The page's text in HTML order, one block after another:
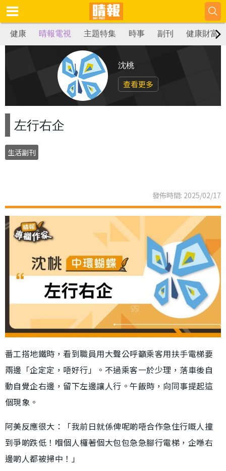
健康 晴報電視 主題特集 時事 副刊 健康財富
沈桃
查看更多
左行右企
生活副刊
發佈時間: 2025/02/17
番工搭地鐵時，看到職員用大聲公呼籲乘客用扶手電梯要
兩邊「企定定，唔好行」。不過乘客一於少理，落車後自
動自覺企右邊，留下左邊讓人行。午飯時，向同事提起這
個現象。
阿美反應很大：「我前日就係俾呢啲唔合作急住行嘅人撞
到爭啲跌低！嗰個人欏著個大包包急急腳行電梯，企喺右
邊啲人都被掃中！」